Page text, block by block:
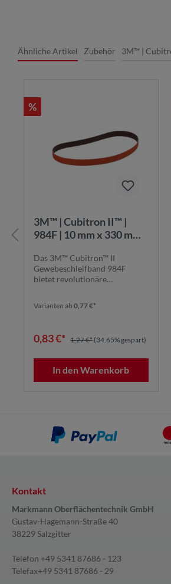
Ähnliche Artikel Zubehör 3M™ |
%
3M™ | Cubitron II™ |
984F | 10 mm x 330 mm |
Gewebeschleifband |
984F10x330K36+
Das 3M™ Cubitron™ II
Gewebeschleifband 984F
bietet revolutionäre
Varianten ab 0,77 €*
0,83 €* 1,27 €* (34.65% gespart)
In den Warenkorb
Kontakt
Markmann Oberflächentechnik GmbH
Gustav-Hagemann-Straße 40
38229 Salzgitter
Telefon +49 5341 87686 - 123
Telefax+49 5341 87686 - 29